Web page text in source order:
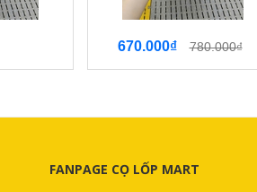
670.000₫ 780.000₫
FANPAGE CỌ LỐP MART